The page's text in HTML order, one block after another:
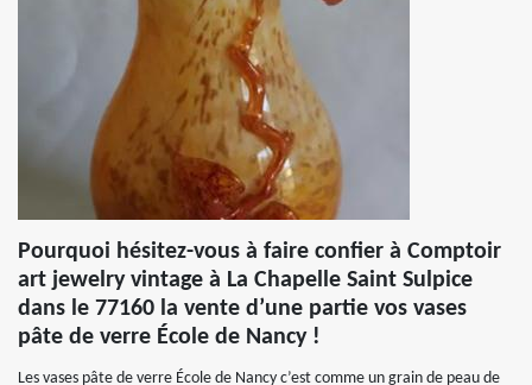
Pourquoi hésitez-vous à faire confier à Comptoir
art jewelry vintage à La Chapelle Saint Sulpice
dans le 77160 la vente d’une partie vos vases
pâte de verre École de Nancy !
Les vases pâte de verre École de Nancy c’est comme un grain de peau de